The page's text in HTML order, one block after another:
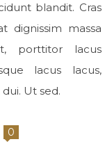
blandit. Cras
dignissim massa
porttitor lacus
lacus lacus,
Ut sed.
0